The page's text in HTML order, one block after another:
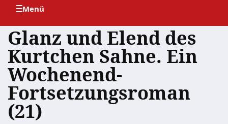
Glanz und Elend des
Kurtchen Sahne. Ein
Wochenend-
Fortsetzungsroman
(21)